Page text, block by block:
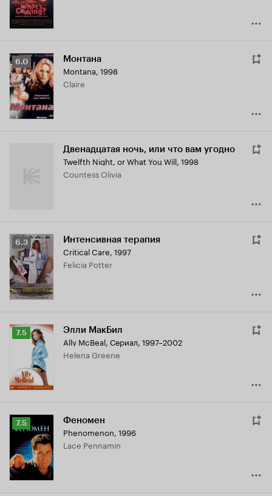
Рейтинг
Кинопоиска
6.0
6.0 Монтана
Montana, 1998
Claire
Двенадцатая ночь, или что вам угодно
Twelfth Night, or What You Will, 1998
Countess Olivia
Рейтинг
Кинопоиска
6.3
6.3 Интенсивная терапия
Critical Care, 1997
Felicia Potter
Рейтинг
Кинопоиска
7.5 Элли МакБил
Ally McBeal, Сериал, 1997–2002
Helena Greene
Рейтинг
Кинопоиска
7.5
7.5 Феномен
Phenomenon, 1996
Lace Pennamin